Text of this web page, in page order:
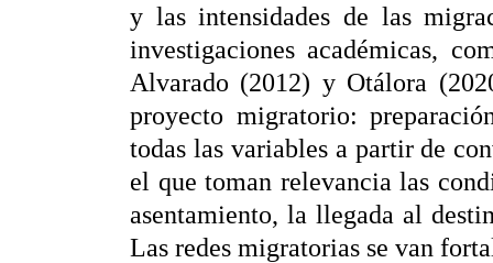
y las intensidades de las
investigaciones académicas,
Alvarado (2012) y Otálora
proyecto migratorio:
todas las variables a partir de
el que toman relevancia las
asentamiento, la llegada al
Las redes migratorias se van